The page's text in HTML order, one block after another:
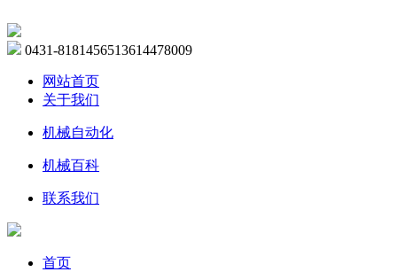
0431-8181456513614478009
网站首页
关于我们
机械自动化
机械百科
联系我们
首页